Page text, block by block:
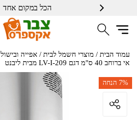
הכל במקום אחד
שרות ברמה גבוה
עמוד הבית / מוצרי חשמל לבית / אפייה ובישול
אי ברוחב 40 ס"מ דגם LV-I-209 מבית ליבנט
7% הנחה